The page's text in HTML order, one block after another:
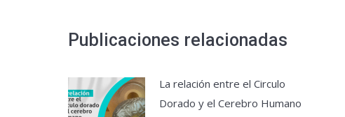
Publicaciones relacionadas
La relación entre el Circulo
Dorado y el Cerebro Humano